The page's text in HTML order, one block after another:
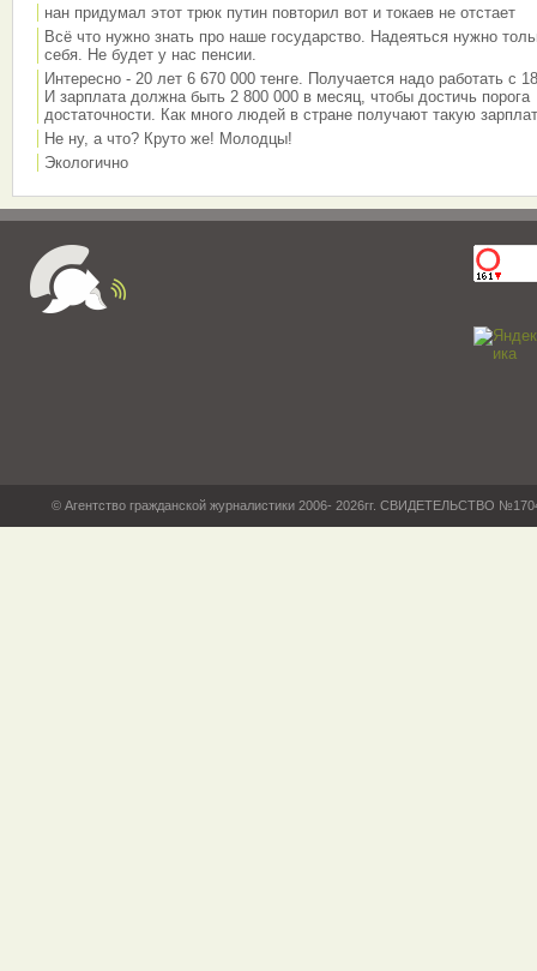
нан придумал этот трюк путин повторил вот и токаев не отстает
Всё что нужно знать про наше государство. Надеяться нужно
себя. Не будет у нас пенсии.
Интересно - 20 лет 6 670 000 тенге. Получается надо работать с
И зарплата должна быть 2 800 000 в месяц, чтобы достичь порога
достаточности. Как много людей в стране получают такую
Не ну, а что? Круто же! Молодцы!
Экологично
© Агентство гражданской журналистики 2006- 2026гг. СВИДЕТЕЛЬСТВО